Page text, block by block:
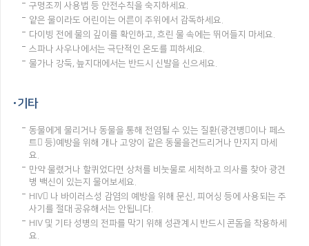
구명조끼 사용법 등 안전수칙을 숙지하세요.
얕은 물이라도 어린이는 어른이 주위에서 감독하세요.
다이빙 전에 물의 깊이를 확인하고, 흐린 물 속에는 뛰어들지 마세요.
스파나 사우나에서는 극단적인 온도를 피하세요.
물가나 강둑, 늪지대에서는 반드시 신발을 신으세요.
기타
동물에게 물리거나 동물을 통해 전염될 수 있는 질환(광견병이나 페스
트 등)예방을 위해 개나 고양이 같은 동물을건드리거나 만지지 마세
요.
만약 물렸거나 할퀴었다면 상처를 비눗물로 세척하고 의사를 찾아 광견
병 백신이 있는지 물어보세요.
HIV 나 바이러스성 감염의 예방을 위해 문신, 피어싱 등에 사용되는 주
사기를 절대 공유해서는 안됩니다.
HIV 및 기타 성병의 전파를 막기 위해 성관계시 반드시 콘돔을 착용하세
요.